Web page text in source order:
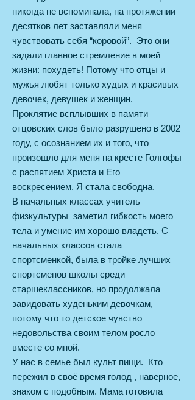
никогда не вспоминала, на протяжении
десятков лет заставляли меня
чувствовать себя “коровой”. Это они
задали главное стремление в моей
жизни: похудеть! Потому что отцы и
мужья любят только худых и красивых
девочек, девушек и женщин.
Проклятие всплывших в памяти
отцовских слов было разрушено в 2002
году, с осознанием их и того, что
произошло для меня на кресте Голгофы
с распятием Христа и Его
воскресением. Я стала свободна.
В начальных классах учитель
физкультуры заметил гибкость моего
тела и умение им хорошо владеть. С
начальных классов стала
спортсменкой, была в тройке лучших
спортсменов школы среди
старшеклассников, но продолжала
завидовать худеньким девочкам,
потому что то детское чувство
недовольства своим телом росло
вместе со мной.
У нас в семье был культ пищи. Кто
пережил в своё время голод , наверное,
знаком с подобным. Мама готовила